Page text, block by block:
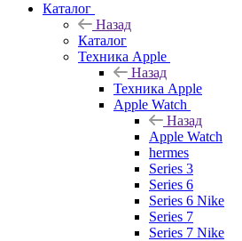
Каталог
Назад
Каталог
Техника Apple
Назад
Техника Apple
Apple Watch
Назад
Apple Watch
hermes
Series 3
Series 6
Series 6 Nike
Series 7
Series 7 Nike